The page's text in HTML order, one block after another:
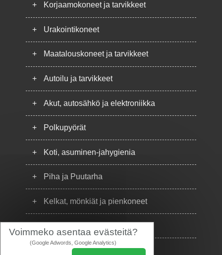
Voimmeko asentaa evästeitä?
(Google Adwords, Google Analytics)
+ Korjaamokoneet ja tarvikkeet
+ Urakointikoneet
+ Maatalouskoneet ja tarvikkeet
+ Autoilu ja tarvikkeet
+ Akut, autosähkö ja elektroniikka
+ Polkupyörät
+ Koti, asuminen-jahygienia
+ Piha ja Puutarha
+ Kelkat, mönkiät ja pienkoneet